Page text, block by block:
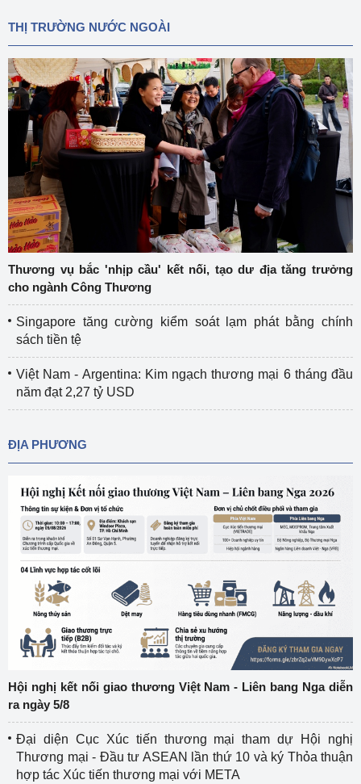
THỊ TRƯỜNG NƯỚC NGOÀI
Thương vụ bắc 'nhịp cầu' kết nối, tạo dư địa tăng trưởng
cho ngành Công Thương
Singapore tăng cường kiểm soát lạm phát bằng chính
sách tiền tệ
Việt Nam - Argentina: Kim ngạch thương mại 6 tháng đầu
năm đạt 2,27 tỷ USD
ĐỊA PHƯƠNG
Hội nghị kết nối giao thương Việt Nam - Liên bang Nga diễn
ra ngày 5/8
Đại diện Cục Xúc tiến thương mại tham dự Hội nghị
Thương mại - Đầu tư ASEAN lần thứ 10 và ký Thỏa thuận
hợp tác Xúc tiến thương mại với META